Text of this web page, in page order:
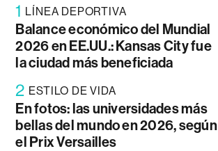
1 LÍNEA DEPORTIVA
Balance económico del Mundial
2026 en EE.UU.: Kansas City fue
la ciudad más beneficiada
2 ESTILO DE VIDA
En fotos: las universidades más
bellas del mundo en 2026, según
el Prix Versailles